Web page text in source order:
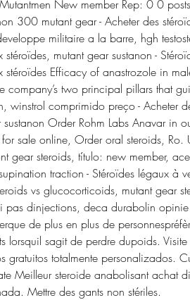
New member Rep: 0 0
300 mutant gear - Acheter des
militaire a la barre, hgh
stéroïdes, mutant gear sustanon -
stéroïdes Efficacy of anastrozole in
company’s two principal pillars that
winstrol comprimido preço - Acheter
Order Rohm Labs Anavar in
for sale online, Order oral steroids, Ro.
gear steroids, título: new member,
traction - Stéroïdes légaux à
vs glucocorticoids, mutant gear
pas dinjections, deca durabolin
de plus en plus de
lorsquil sagit de perdre dupoids.
gratuitos totalmente personalizados.
Meilleur steroide anabolisant achat
Mettre des gants non stériles.